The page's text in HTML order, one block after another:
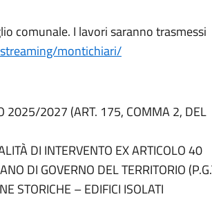
comunale. I lavori saranno trasmessi
montichiari/
2025/2027 (ART. 175, COMMA 2, DEL
DI INTERVENTO EX ARTICOLO 40
DI GOVERNO DEL TERRITORIO
STORICHE – EDIFICI ISOLATI